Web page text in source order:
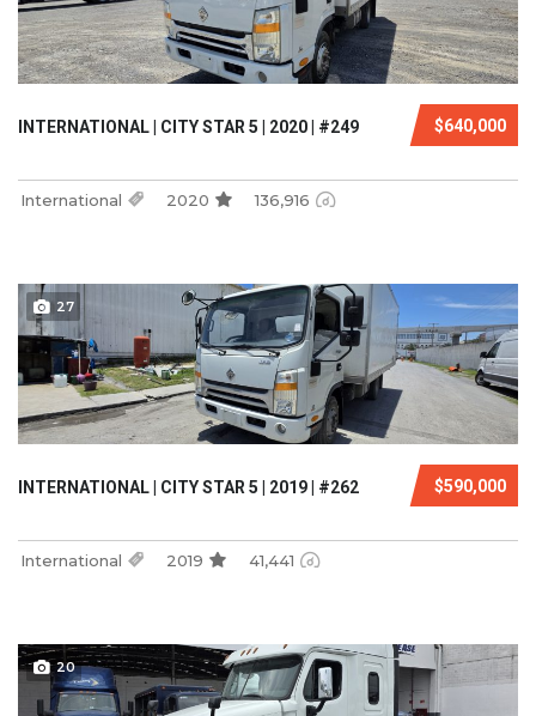
$640,000
INTERNATIONAL | CITY STAR 5 | 2020 | #249
International 2020 136,916
27
$590,000
INTERNATIONAL | CITY STAR 5 | 2019 | #262
International 2019 41,441
20